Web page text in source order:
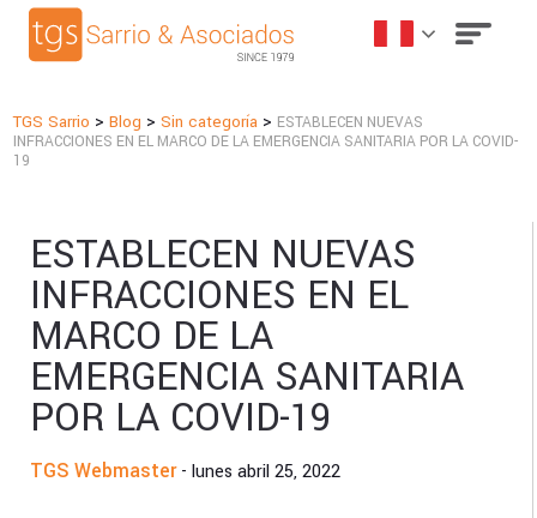
TGS Sarrio >Blog >Sin categoría > ESTABLECEN NUEVAS
INFRACCIONES EN EL MARCO DE LA EMERGENCIA SANITARIA POR LA COVID-
19
ESTABLECEN NUEVAS
INFRACCIONES EN EL
MARCO DE LA
EMERGENCIA SANITARIA
POR LA COVID-19
TGS Webmaster- lunes abril 25, 2022